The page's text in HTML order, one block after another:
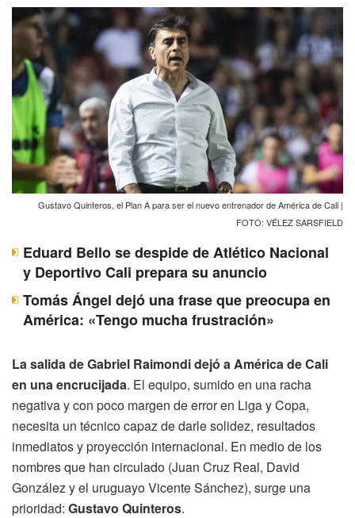
Gustavo Quinteros, el Plan A para ser el nuevo entrenador de América de Cali |
FOTO: VÉLEZ SARSFIELD
Eduard Bello se despide de Atlético Nacional
y Deportivo Cali prepara su anuncio
Tomás Ángel dejó una frase que preocupa en
América: «Tengo mucha frustración»
La salida de Gabriel Raimondi dejó a América de Cali
en una encrucijada. El equipo, sumido en una racha
negativa y con poco margen de error en Liga y Copa,
necesita un técnico capaz de darle solidez, resultados
inmediatos y proyección internacional. En medio de los
nombres que han circulado (Juan Cruz Real, David
González y el uruguayo Vicente Sánchez), surge una
prioridad: Gustavo Quinteros.